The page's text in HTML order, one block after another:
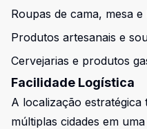
Roupas de cama, mesa e
Produtos artesanais e
Cervejarias e produtos
Facilidade Logística
A localização
múltiplas cidades em